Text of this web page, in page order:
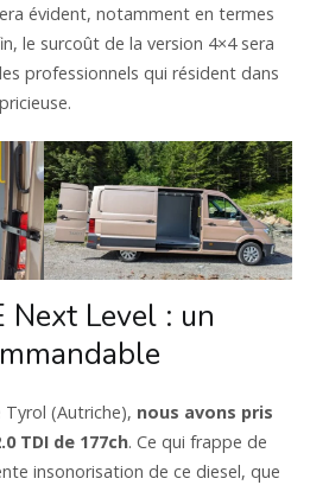
évident, notamment en termes
le surcoût de la version 4×4 sera
professionnels qui résident dans
Next Level : un
Tyrol (Autriche), nous avons pris
TDI de 177ch. Ce qui frappe de
insonorisation de ce diesel, que